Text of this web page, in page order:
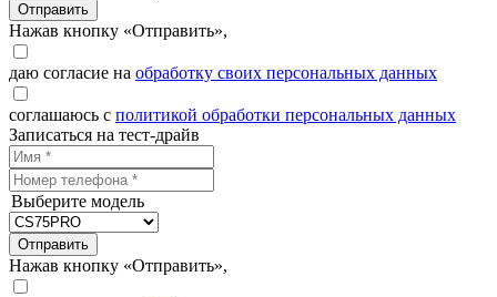
Отправить
Нажав кнопку «Отправить»,
даю согласие на обработку своих персональных данных
соглашаюсь с политикой обработки персональных данных
Записаться на тест-драйв
Выберите модель
Отправить
Нажав кнопку «Отправить»,